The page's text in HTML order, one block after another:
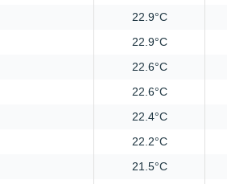
22.9°C
22.9°C
22.6°C
22.6°C
22.4°C
22.2°C
21.5°C